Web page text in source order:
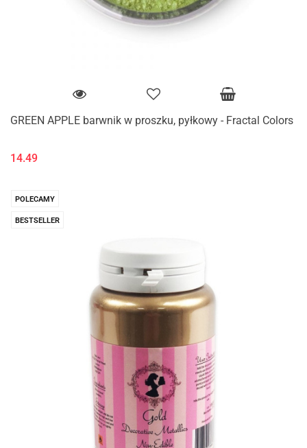
GREEN APPLE barwnik w proszku, pyłkowy - Fractal Colors
14.49
POLECAMY
BESTSELLER